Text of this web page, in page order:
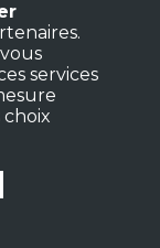
services
choix